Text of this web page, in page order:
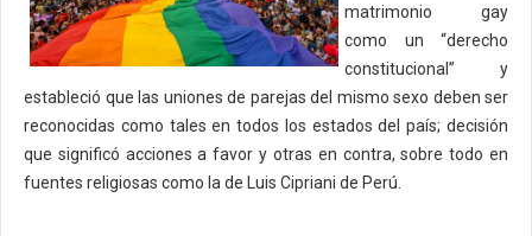
matrimonio gay
como un “derecho
constitucional” y
estableció que las uniones de parejas del mismo sexo deben ser
reconocidas como tales en todos los estados del país; decisión
que significó acciones a favor y otras en contra, sobre todo en
fuentes religiosas como la de Luis Cipriani de Perú.